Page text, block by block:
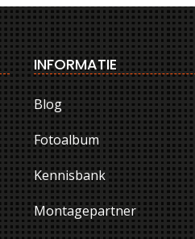
INFORMATIE
Blog
Fotoalbum
Kennisbank
Montagepartner